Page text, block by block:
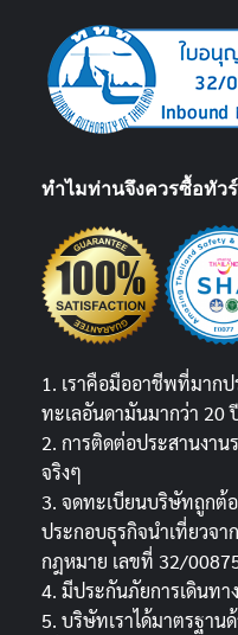
ทำไมท่านจึงควรซื้อทัวร์
1. เราคือมืออาชีพที่มาก
ทะเลอันดามันมากว่า 20
2. การติดต่อประสานงาน
จริงๆ
3. จดทะเบียนบริษัทถูกต้
ประกอบธุรกิจนำเที่ยวจา
กฎหมาย เลขที่ 32/
4. มีประกันภัยการเดินท
5. บริษัทเราได้มาตรฐา